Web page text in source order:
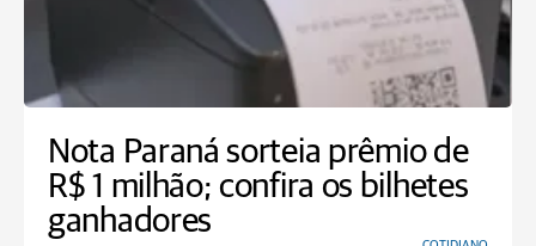
Nota Paraná sorteia prêmio de
R$ 1 milhão; confira os bilhetes
ganhadores